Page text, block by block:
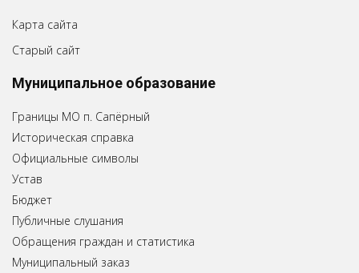
Карта сайта
Старый сайт
Муниципальное образование
Границы МО п. Сапёрный
Историческая справка
Официальные символы
Устав
Бюджет
Публичные слушания
Обращения граждан и статистика
Муниципальный заказ